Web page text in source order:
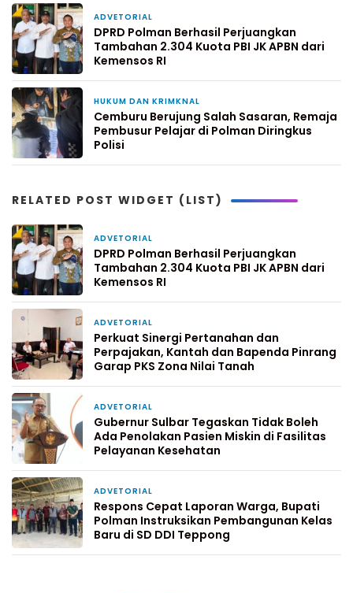
ADVETORIAL
DPRD Polman Berhasil Perjuangkan
Tambahan 2.304 Kuota PBI JK APBN dari
Kemensos RI
HUKUM DAN KRIMKNAL
Cemburu Berujung Salah Sasaran, Remaja
Pembusur Pelajar di Polman Diringkus
Polisi
RELATED POST WIDGET (LIST)
ADVETORIAL
DPRD Polman Berhasil Perjuangkan
Tambahan 2.304 Kuota PBI JK APBN dari
Kemensos RI
ADVETORIAL
Perkuat Sinergi Pertanahan dan
Perpajakan, Kantah dan Bapenda Pinrang
Garap PKS Zona Nilai Tanah
ADVETORIAL
Gubernur Sulbar Tegaskan Tidak Boleh
Ada Penolakan Pasien Miskin di Fasilitas
Pelayanan Kesehatan
ADVETORIAL
Respons Cepat Laporan Warga, Bupati
Polman Instruksikan Pembangunan Kelas
Baru di SD DDI Teppong